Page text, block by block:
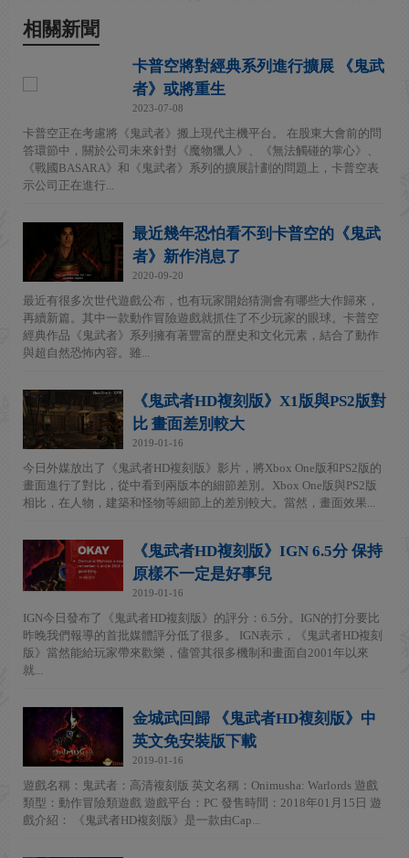
相關新聞
卡普空將對經典系列進行擴展 《鬼武
者》或將重生
2023-07-08
卡普空正在考慮將《鬼武者》搬上現代主機平台。 在股東大會前的問
答環節中，關於公司未來針對《魔物獵人》、《無法觸碰的掌心》、
《戰國BASARA》和《鬼武者》系列的擴展計劃的問題上，卡普空表
示公司正在進行...
最近幾年恐怕看不到卡普空的《鬼武
者》新作消息了
2020-09-20
最近有很多次世代遊戲公布，也有玩家開始猜測會有哪些大作歸來，
再續新篇。其中一款動作冒險遊戲就抓住了不少玩家的眼球。卡普空
經典作品《鬼武者》系列擁有著豐富的歷史和文化元素，結合了動作
與超自然恐怖內容。雖...
《鬼武者HD複刻版》X1版與PS2版對
比 畫面差別較大
2019-01-16
今日外媒放出了《鬼武者HD複刻版》影片，將Xbox One版和PS2版的
畫面進行了對比，從中看到兩版本的細節差別。Xbox One版與PS2版
相比，在人物，建築和怪物等細節上的差別較大。當然，畫面效果...
《鬼武者HD複刻版》IGN 6.5分 保持
原樣不一定是好事兒
2019-01-16
IGN今日發布了《鬼武者HD複刻版》的評分：6.5分。IGN的打分要比
昨晚我們報導的首批媒體評分低了很多。 IGN表示，《鬼武者HD複刻
版》當然能給玩家帶來歡樂，儘管其很多機制和畫面自2001年以來
就...
金城武回歸 《鬼武者HD複刻版》中
英文免安裝版下載
2019-01-16
遊戲名稱：鬼武者：高清複刻版 英文名稱：Onimusha: Warlords 遊戲
類型：動作冒險類遊戲 遊戲平台：PC 發售時間：2018年01月15日 遊
戲介紹： 《鬼武者HD複刻版》是一款由Cap...